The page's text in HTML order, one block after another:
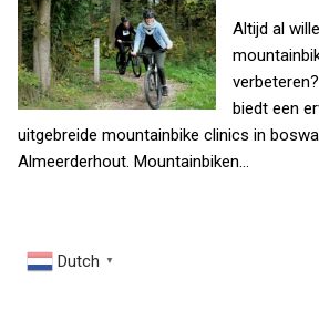
Altijd al
biedt een
uitgebreide mountainbike clinics in
Almeerderhout. Mountainbiken…
Dutch ▼